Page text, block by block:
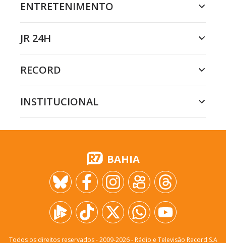
ENTRETENIMENTO
JR 24H
RECORD
INSTITUCIONAL
BAHIA
Todos os direitos reservados - 2009-2026- Rádio e Televisão Record S.A